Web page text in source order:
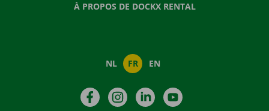
À PROPOS DE DOCKX RENTAL
NL FR EN
FacebookInstagramLinkedIn